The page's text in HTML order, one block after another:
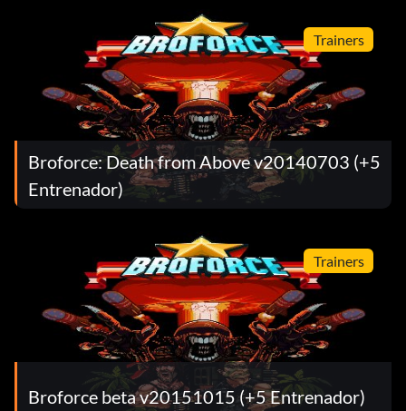
Trainers
Broforce: Death from Above v20140703 (+5
Entrenador)
Trainers
Broforce beta v20151015 (+5 Entrenador)